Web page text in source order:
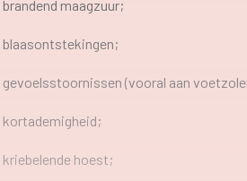
brandend maagzuur;
blaasontstekingen;
gevoelsstoornissen (vooral aan
kortademigheid;
kriebelende hoest;